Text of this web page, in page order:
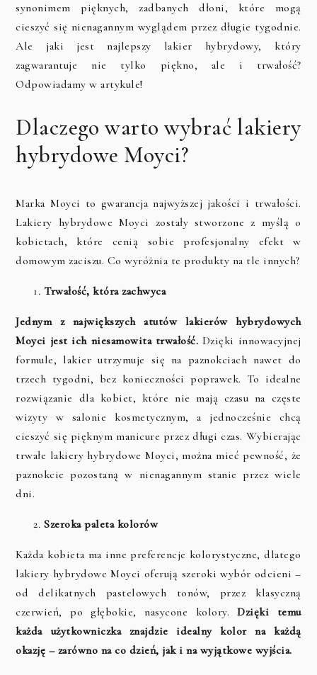
synonimem pięknych, zadbanych dłoni, które mogą
cieszyć się nienagannym wyglądem przez długie tygodnie.
Ale jaki jest najlepszy lakier hybrydowy, który
zagwarantuje nie tylko piękno, ale i trwałość?
Odpowiadamy w artykule!
Dlaczego warto wybrać lakiery
hybrydowe Moyci?
Marka Moyci to gwarancja najwyższej jakości i trwałości.
Lakiery hybrydowe Moyci zostały stworzone z myślą o
kobietach, które cenią sobie profesjonalny efekt w
domowym zaciszu. Co wyróżnia te produkty na tle innych?
Trwałość, która zachwyca
Jednym z największych atutów lakierów hybrydowych
Moyci jest ich niesamowita trwałość. Dzięki innowacyjnej
formule, lakier utrzymuje się na paznokciach nawet do
trzech tygodni, bez konieczności poprawek. To idealne
rozwiązanie dla kobiet, które nie mają czasu na częste
wizyty w salonie kosmetycznym, a jednocześnie chcą
cieszyć się pięknym manicure przez długi czas. Wybierając
trwałe lakiery hybrydowe Moyci, można mieć pewność, że
paznokcie pozostaną w nienagannym stanie przez wiele
dni.
Szeroka paleta kolorów
Każda kobieta ma inne preferencje kolorystyczne, dlatego
lakiery hybrydowe Moyci oferują szeroki wybór odcieni –
od delikatnych pastelowych tonów, przez klasyczną
czerwień, po głębokie, nasycone kolory.Dzięki temu
każda użytkowniczka znajdzie idealny kolor na każdą
okazję – zarówno na co dzień, jak i na wyjątkowe wyjścia.